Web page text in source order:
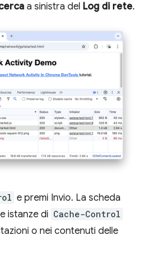
a sinistra del Log di rete.
e premi Invio. La scheda
istanze di Cache-Control
o nei contenuti delle